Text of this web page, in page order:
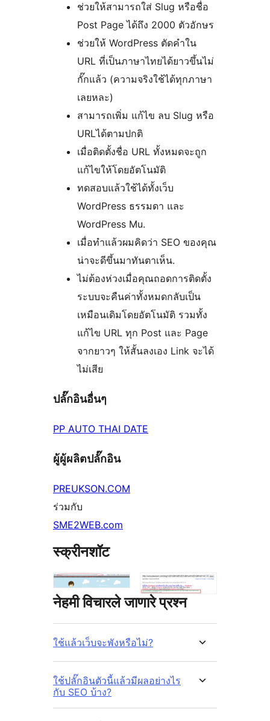
ช่วยให้สามารถใส่ Slug หรือชื่อ
Post Page ได้ถึง 2000 ตัวอักษร
ช่วยให้ WordPress ตัดคำใน
URL ที่เป็นภาษาไทยได้ยาวขึ้นไม่
กั๊กแล้ว (ความจริงใช้ได้ทุกภาษา
เลยหละ)
สามารถเพิ่ม แก้ไข ลบ Slug หรือ
URLได้ตามปกติ
เมื่อติดตั้งชื่อ URL ทั้งหมดจะถูก
แก้ไขให้โดยอัตโนมัติ
ทดสอบแล้วใช้ได้ทั้งเว็บ
WordPress ธรรมดา และ
WordPress Mu.
เมื่อทำแล้วผมคิดว่า SEO ของคุณ
น่าจะดีขึ้นมาทันตาเห็น.
ไม่ต้องห่วงเมื่อคุณถอดการติดตั้ง
ระบบจะคืนค่าทั้งหมดกลับเป็น
เหมือนเดิมโดยอัตโนมัติ รวมทั้ง
แก้ไข URL ทุก Post และ Page
จากยาวๆ ให้สั้นลงเอง Link จะได้
ไม่เสีย
ปลั๊กอินอื่นๆ
PP AUTO THAI DATE
ผู้ผู้ผลิตปลั๊กอิน
PREUKSON.COM
ร่วมกับ
SME2WEB.com
स्क्रीनशॉट
नेहमी विचारले जाणारे प्रश्न
ใช้แล้วเว็บจะพังหรือไม่?
ใช้ปลั๊กอินตัวนี้แล้วมีผลอย่างไร
กับ SEO บ้าง?